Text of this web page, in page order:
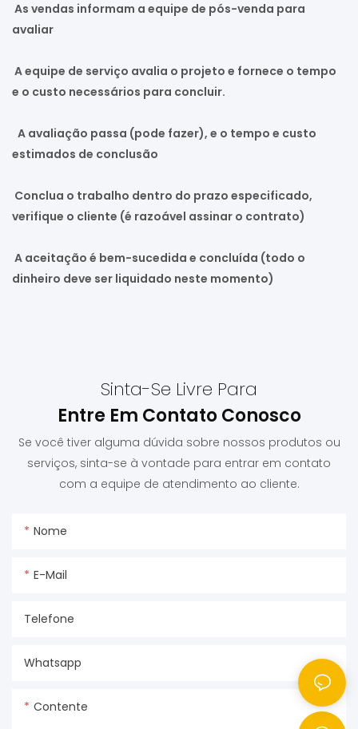
As vendas informam a equipe de pós-venda para
avaliar
A equipe de serviço avalia o projeto e fornece o tempo
e o custo necessários para concluir.
A avaliação passa (pode fazer), e o tempo e custo
estimados de conclusão
Conclua o trabalho dentro do prazo especificado,
verifique o cliente (é razoável assinar o contrato)
A aceitação é bem-sucedida e concluída (todo o
dinheiro deve ser liquidado neste momento)
Sinta-Se Livre Para
Entre Em Contato Conosco
Se você tiver alguma dúvida sobre nossos produtos ou
serviços, sinta-se à vontade para entrar em contato
com a equipe de atendimento ao cliente.
Nome
E-Mail
Telefone
Whatsapp
Contente